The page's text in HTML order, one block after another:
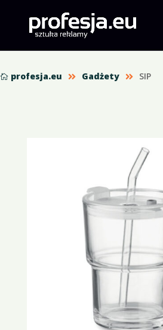
 profesja.eu  Gadżety  SIP